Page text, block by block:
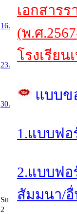
16.
23.
30.
Su
2
เอกสาร
(พ.ศ
โรงเรีย
แบบข
1.แบบฟ
2.แบบฟ
สัมมนา/